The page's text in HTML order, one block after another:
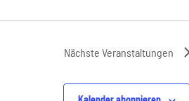
Nächste Veranstaltungen